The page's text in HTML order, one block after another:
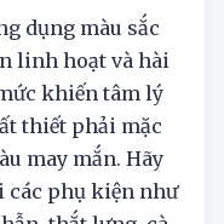
dụng màu sắc
linh hoạt và hài
khiến tâm lý
thiết phải mặc
may mắn. Hãy